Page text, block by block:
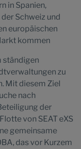
in Spanien,
Schweiz und
europäischen
kommen
ständigen
zu
Mit diesem Ziel
nach
der
von SEAT eXS
gemeinsame
das vor Kurzem